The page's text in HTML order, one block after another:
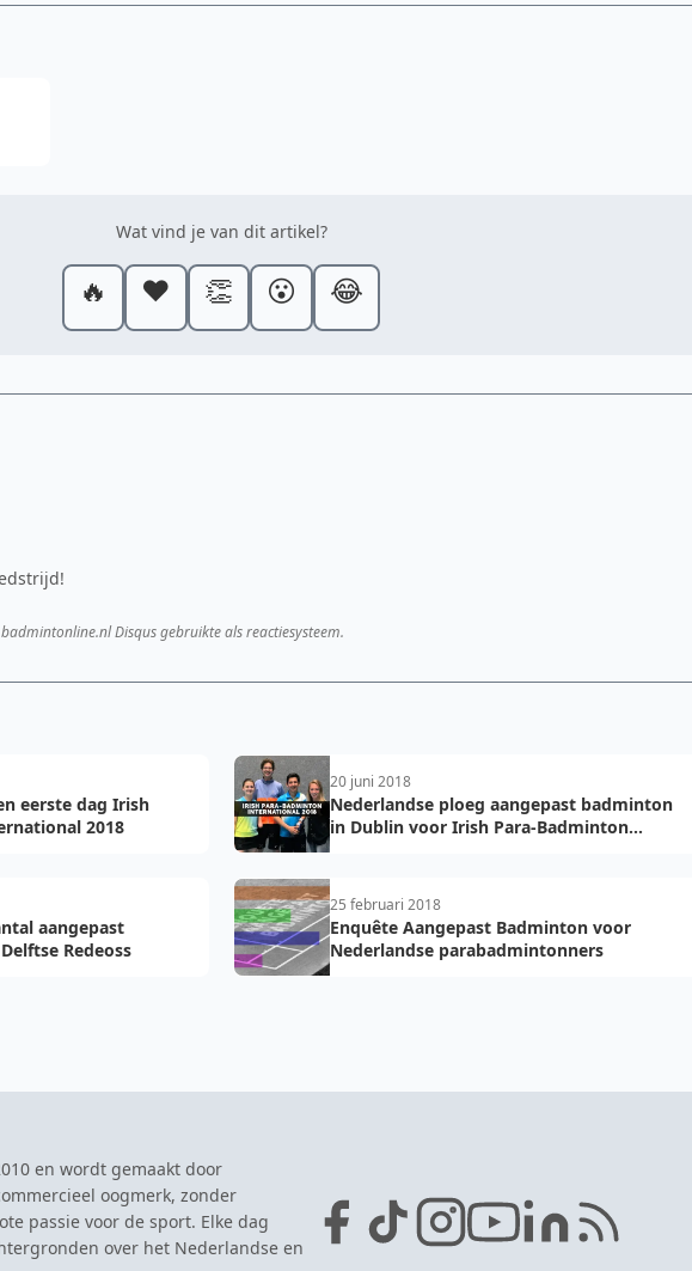
Wat vind je van dit artikel?
🔥 ❤️ 👏 😮 😂
Disqus gebruikte als reactiesysteem.
eerste dag Irish
2018
20 juni 2018
Nederlandse ploeg aangepast badminton
in Dublin voor Irish Para-Badminton
aangepast
Redeoss
25 februari 2018
Enquête Aangepast Badminton voor
Nederlandse parabadmintonners
en wordt gemaakt door
oogmerk, zonder
passie voor de sport. Elke dag
over het Nederlandse en